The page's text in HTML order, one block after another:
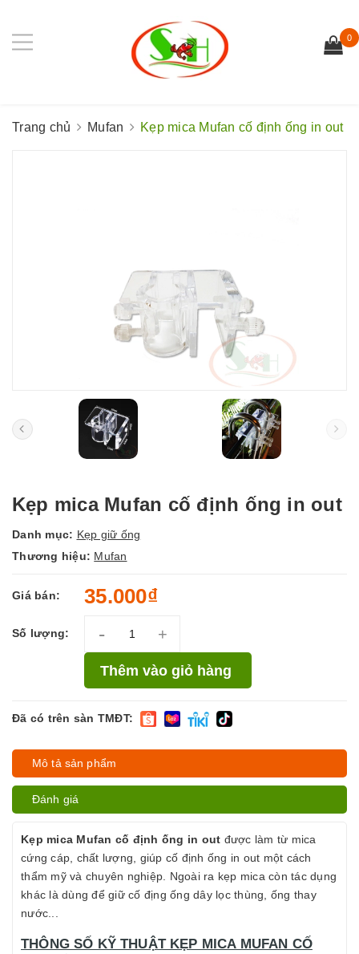
0
Trang chủ Mufan Kẹp mica Mufan cố định ống in out
Kẹp mica Mufan cố định ống in out
Danh mục: Kẹp giữ ống
Thương hiệu: Mufan
Giá bán: 35.000₫
Số lượng: - +
Thêm vào giỏ hàng
Đã có trên sàn TMĐT:
Mô tả sản phẩm
Đánh giá
Kẹp mica Mufan cố định ống in out được làm từ mica
cứng cáp, chất lượng, giúp cố định ống in out một cách
thẩm mỹ và chuyên nghiệp. Ngoài ra kẹp mica còn tác dụng
khác là dùng để giữ cố địng ống dây lọc thùng, ống thay
nước...
THÔNG SỐ KỸ THUẬT KẸP MICA MUFAN CỐ